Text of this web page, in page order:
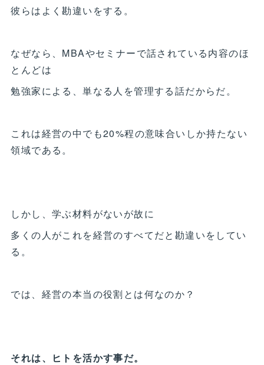
彼らはよく勘違いをする。
なぜなら、MBAやセミナーで話されている内容のほ
とんどは
勉強家による、単なる人を管理する話だからだ。
これは経営の中でも20%程の意味合いしか持たない
領域である。
しかし、学ぶ材料がないが故に
多くの人がこれを経営のすべてだと勘違いをしてい
る。
では、経営の本当の役割とは何なのか？
それは、ヒトを活かす事だ。